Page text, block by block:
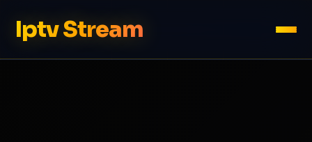
Iptv Stream